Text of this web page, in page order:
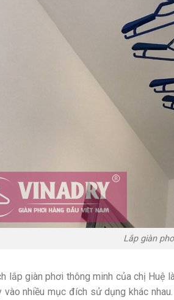
Lắp giàn
lắp giàn phơi thông minh của chị Huệ
vào nhiều mục đích sử dụng khác